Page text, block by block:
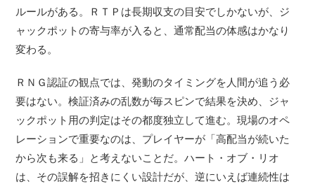
ルールがある。ＲＴＰは長期収支の目安でしかないが、ジ
ャックポットの寄与率が入ると、通常配当の体感はかなり
変わる。
ＲＮＧ認証の観点では、発動のタイミングを人間が追う必
要はない。検証済みの乱数が毎スピンで結果を決め、ジャ
ックポット用の判定はその都度独立して進む。現場のオペ
レーションで重要なのは、プレイヤーが「高配当が続いた
から次も来る」と考えないことだ。ハート・オブ・リオ
は、その誤解を招きにくい設計だが、逆にいえば連続性は